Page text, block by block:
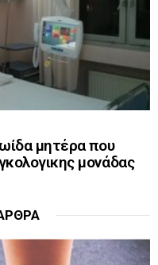
μητέρα που
μονάδας